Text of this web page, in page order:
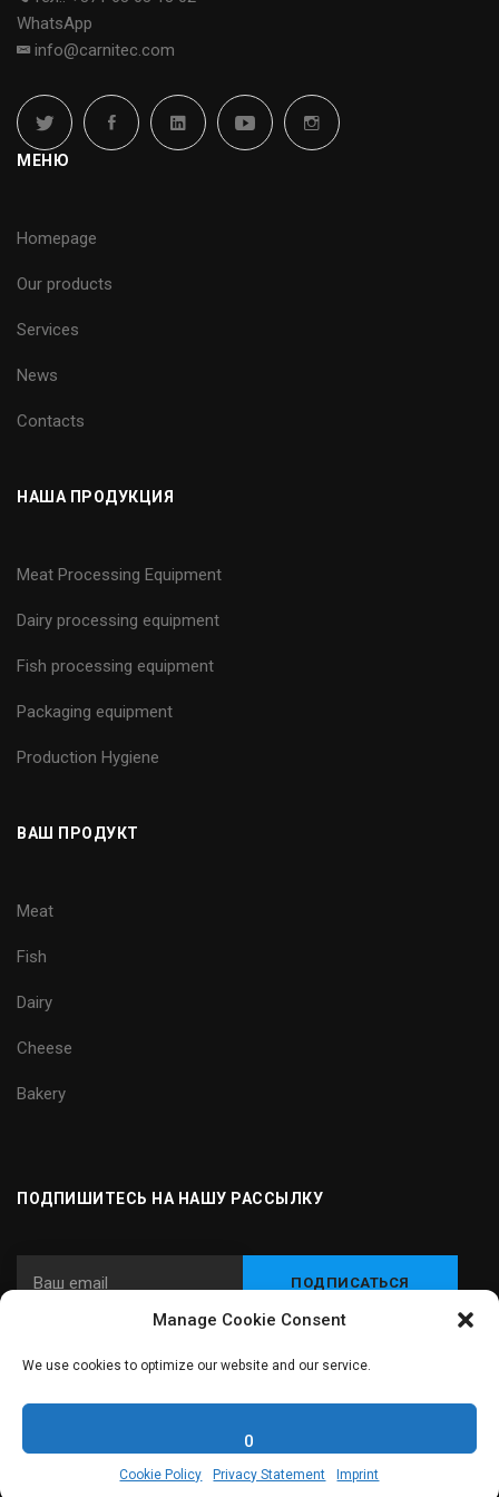
Manage Cookie Consent
We use cookies to optimize our website and our service.
0
Cookie Policy Privacy Statement Imprint
WhatsApp
info@carnitec.com
МЕНЮ
Homepage
Our products
Services
News
Contacts
НАША ПРОДУКЦИЯ
Meat Processing Equipment
Dairy processing equipment
Fish processing equipment
Packaging equipment
Production Hygiene
ВАШ ПРОДУКТ
Meat
Fish
Dairy
Cheese
Bakery
ПОДПИШИТЕСЬ НА НАШУ РАССЫЛКУ
© 2024 Carnitec - Интегратор оборудования и технологий для
пищевой промышленности